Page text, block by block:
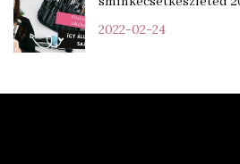
2022-02-24